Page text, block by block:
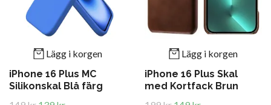
Lägg i korgen
iPhone 16 Plus MC
Silikonskal Blå färg
Lägg i korgen
iPhone 16 Plus Skal
med Kortfack Brun